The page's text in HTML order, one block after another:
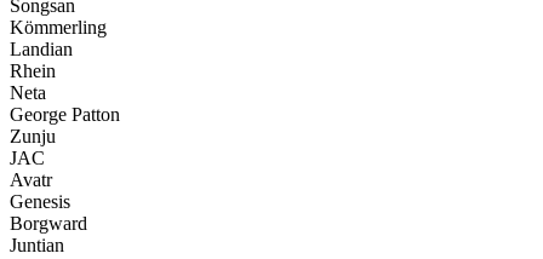
Songsan
Kömmerling
Landian
Rhein
Neta
George Patton
Zunju
JAC
Avatr
Genesis
Borgward
Juntian